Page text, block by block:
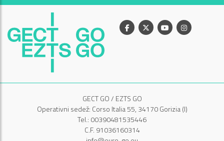
Facebook
X YoutubeInstagram
GECT GO / EZTS GO
Operativni sedež: Corso Italia 55, 34170 Gorizia (I)
Tel.: 00390481535446
C.F. 91036160314